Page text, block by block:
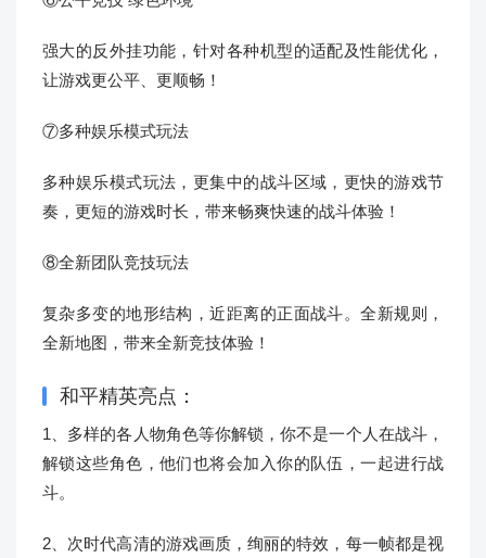
强大的反外挂功能，针对各种机型的适配及性能优化，
让游戏更公平、更顺畅！
⑦多种娱乐模式玩法
多种娱乐模式玩法，更集中的战斗区域，更快的游戏节
奏，更短的游戏时长，带来畅爽快速的战斗体验！
⑧全新团队竞技玩法
复杂多变的地形结构，近距离的正面战斗。全新规则，
全新地图，带来全新竞技体验！
和平精英亮点：
1、多样的各人物角色等你解锁，你不是一个人在战斗，
解锁这些角色，他们也将会加入你的队伍，一起进行战
斗。
2、次时代高清的游戏画质，绚丽的特效，每一帧都是视